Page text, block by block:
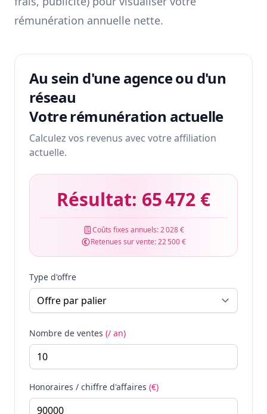
rémunération annuelle nette.
Au sein d'une agence ou d'un
réseau
Votre rémunération actuelle
Calculez vos revenus avec votre affiliation
actuelle.
Résultat: 65 472 €
Coûts fixes annuels:2 028 €
Retenues sur vente:22 500 €
Type d'offre
Nombre de ventes (/ an)
Honoraires / chiffre d'affaires (€)